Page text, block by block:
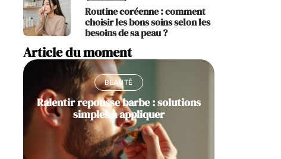
Routine coréenne : comment
choisir les bons soins selon les
besoins de sa peau ?
Article du moment
BEAUTÉ
Ralentir repousse barbe : solutions
simples à appliquer